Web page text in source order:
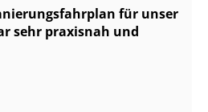
für unser
sehr praxisnah und